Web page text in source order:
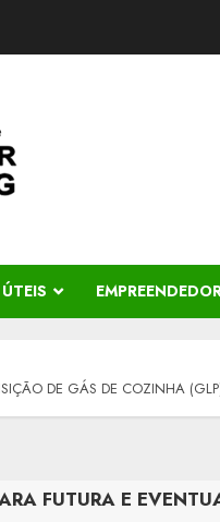
ÚTEIS
DE GÁS DE COZINHA
FUTURA E